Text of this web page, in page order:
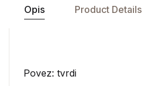
Opis Product Details
Povez: tvrdi